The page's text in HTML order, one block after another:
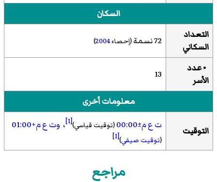
السكان
التعداد
السكاني
72 نسمة (إحصاء2004
)
• عدد
الأسر
13
معلومات أخرى
التوقيت ت ع م±00:00 (توقيت قياسي)[1] ، وت ع م+01:00
(توقيت صيفي)
[1]
مراجع